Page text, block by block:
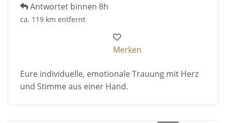
Antwortet binnen 8h
ca. 119 km entfernt
Merken
Eure individuelle, emotionale Trauung mit Herz
und Stimme aus einer Hand.